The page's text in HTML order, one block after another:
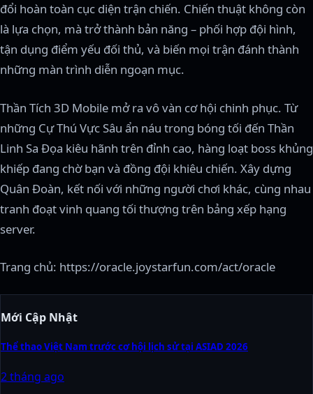
đổi hoàn toàn cục diện trận chiến. Chiến thuật không còn
là lựa chọn, mà trở thành bản năng – phối hợp đội hình,
tận dụng điểm yếu đối thủ, và biến mọi trận đánh thành
những màn trình diễn ngoạn mục.
Thần Tích 3D Mobile mở ra vô vàn cơ hội chinh phục. Từ
những Cự Thú Vực Sâu ẩn náu trong bóng tối đến Thần
Linh Sa Đọa kiêu hãnh trên đỉnh cao, hàng loạt boss khủng
khiếp đang chờ bạn và đồng đội khiêu chiến. Xây dựng
Quân Đoàn, kết nối với những người chơi khác, cùng nhau
tranh đoạt vinh quang tối thượng trên bảng xếp hạng
server.
Trang chủ: https://oracle.joystarfun.com/act/oracle
Mới Cập Nhật
Thể thao Việt Nam trước cơ hội lịch sử tại ASIAD 2026
2 tháng ago